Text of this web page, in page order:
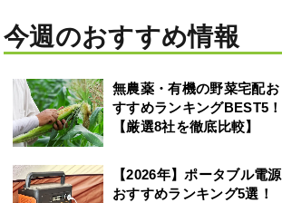
今週のおすすめ情報
無農薬・有機の野菜宅配お
すすめランキングBEST5！
【厳選8社を徹底比較】
【2026年】ポータブル電源
おすすめランキング5選！